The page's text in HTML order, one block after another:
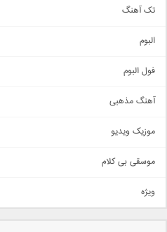
تک آهنگ
اجتماعی
حماسی
سنتی
اهنگ بندرعباسی
دمو
مذهبی
البوم
فول البوم
آهنگ مذهبی
موزیک ویدیو
موسقی بی کلام
ویژه